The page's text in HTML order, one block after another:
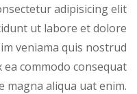
adipisicing elit
ut labore et dolore
veniama quis nostrud
commodo consequat
magna aliqua uat enim.